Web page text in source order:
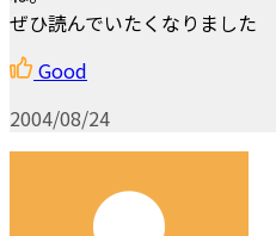
ぜひ読んでいたくなりました
Good
2004/08/24